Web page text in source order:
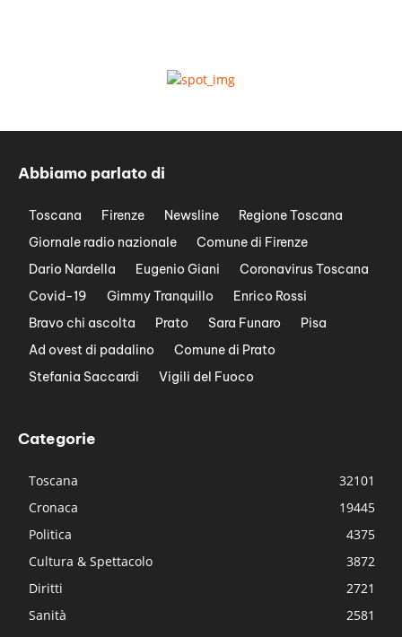
Abbiamo parlato di
Toscana Firenze Newsline
Regione Toscana
Giornale radio nazionale
Comune di Firenze
Dario Nardella
Eugenio Giani
Coronavirus Toscana
Covid-19
Gimmy Tranquillo
Enrico Rossi
Bravo chi ascolta
Prato Sara Funaro
Pisa
Ad ovest di padalino
Comune di Prato
Stefania Saccardi
Vigili del Fuoco
Categorie
Toscana
32101
Cronaca
19445
Politica
4375
Cultura & Spettacolo
3872
Diritti
2721
Sanità
2581